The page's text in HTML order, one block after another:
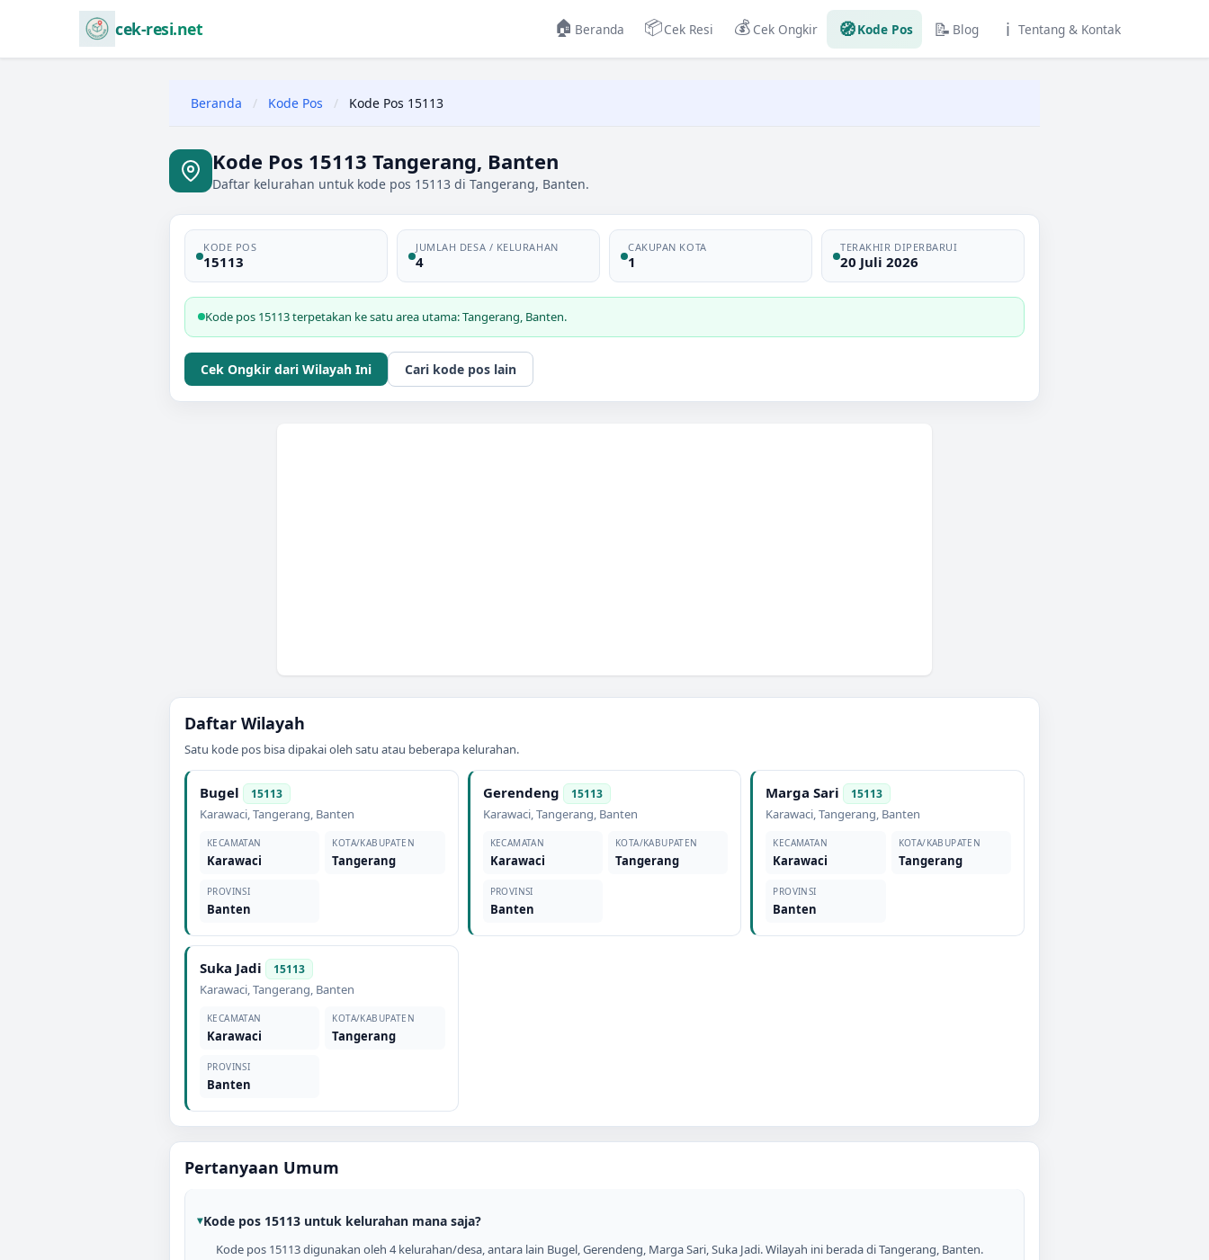
cek-resi.net 🏠 Beranda 📦Cek Resi 💰 Cek Ongkir 🧭Kode Pos 📝 Blog ℹ️ Tentang & Kontak
Beranda / Kode Pos / Kode Pos 15113
Kode Pos 15113 Tangerang, Banten
Daftar kelurahan untuk kode pos 15113 di Tangerang, Banten.
KODE POS
15113
JUMLAH DESA / KELURAHAN
4
CAKUPAN KOTA
1
TERAKHIR DIPERBARUI
20 Juli 2026
Kode pos 15113 terpetakan ke satu area utama: Tangerang, Banten.
Cek Ongkir dari Wilayah Ini Cari kode pos lain
Daftar Wilayah
Satu kode pos bisa dipakai oleh satu atau beberapa kelurahan.
Bugel 15113
Karawaci,Tangerang, Banten
KECAMATAN
Karawaci
KOTA/KABUPATEN
Tangerang
PROVINSI
Banten
Gerendeng 15113
Karawaci,Tangerang, Banten
KECAMATAN
Karawaci
KOTA/KABUPATEN
Tangerang
PROVINSI
Banten
Marga Sari 15113
Karawaci,Tangerang, Banten
KECAMATAN
Karawaci
KOTA/KABUPATEN
Tangerang
PROVINSI
Banten
Suka Jadi 15113
Karawaci,Tangerang, Banten
KECAMATAN
Karawaci
KOTA/KABUPATEN
Tangerang
PROVINSI
Banten
Pertanyaan Umum
Kode pos 15113 untuk kelurahan mana saja?
Kode pos 15113 digunakan oleh 4 kelurahan/desa, antara lain Bugel, Gerendeng, Marga Sari, Suka Jadi. Wilayah ini berada di Tangerang, Banten.